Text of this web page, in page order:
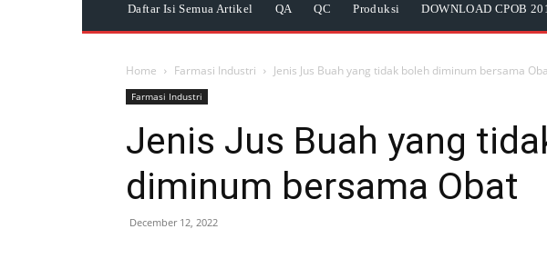
Daftar Isi Semua Artikel QA QC Produksi DOWNLOAD CPOB
Home Farmasi Industri Jenis Jus Buah yang tidak boleh diminum bersama
Farmasi Industri
Jenis Jus Buah yang
diminum bersama Obat
December 12, 2022